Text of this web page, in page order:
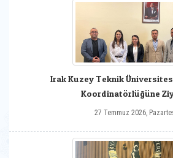
Irak Kuzey Teknik
Koordinatörlüğüne
27 Temmuz 2026,